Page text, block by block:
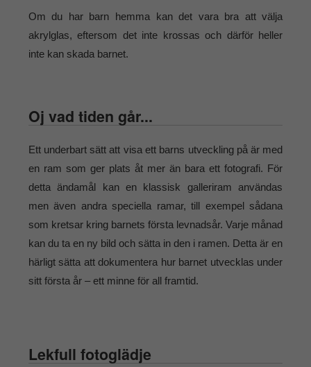
Om du har barn hemma kan det vara bra att välja
akrylglas, eftersom det inte krossas och därför heller
inte kan skada barnet.
Oj vad tiden går...
Ett underbart sätt att visa ett barns utveckling på är med
en ram som ger plats åt mer än bara ett fotografi. För
detta ändamål kan en klassisk galleriram användas
men även andra speciella ramar, till exempel sådana
som kretsar kring barnets första levnadsår. Varje månad
kan du ta en ny bild och sätta in den i ramen. Detta är en
härligt sätta att dokumentera hur barnet utvecklas under
sitt första år – ett minne för all framtid.
Lekfull fotoglädje